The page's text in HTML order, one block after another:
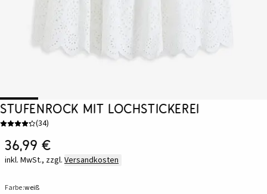
Stufenrock mit Lochstickerei
(34)
36,99 €
inkl. MwSt., zzgl. Versandkosten
Farbe:weiß